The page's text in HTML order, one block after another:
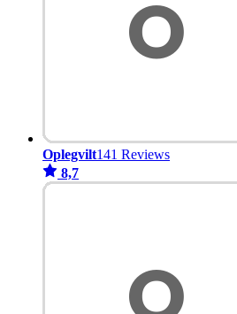
Oplegvilt141 Reviews
8,7